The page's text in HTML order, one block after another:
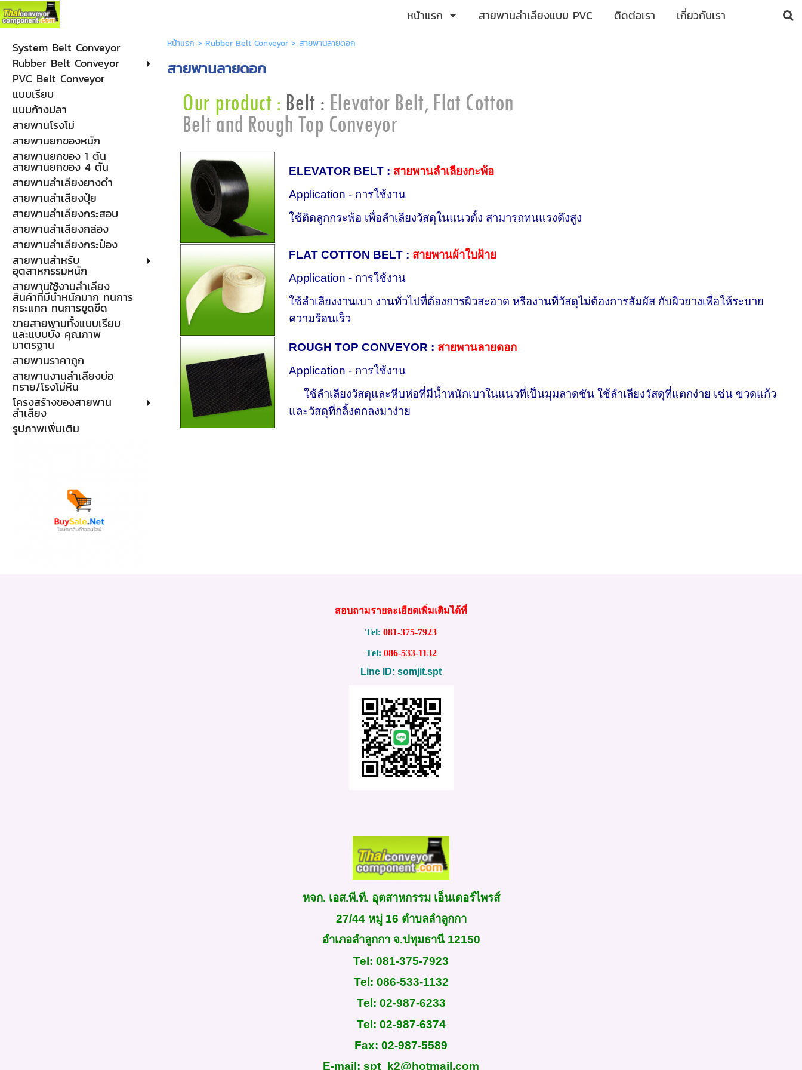
หน้าแรก สายพานลำเลียงแบบ PVC ติดต่อเรา
เกี่ยวกับเรา
System Belt Conveyor
Rubber Belt Conveyor
PVC Belt Conveyor
แบบเรียบ
แบบก้างปลา
สายพานโรงโม่
สายพานยกของหนัก
สายพานยกของ 1 ตัน
สายพานยกของ 4 ตัน
สายพานลำเลียงยางดำ
สายพานลำเลียงปุ๋ย
สายพานลำเลียงกระสอบ
สายพานลำเลียงกล่อง
สายพานลำเลียงกระป๋อง
สายพานสำหรับ
อุตสาหกรรมหนัก
สายพานใช้งานลำเลียง
สินค้าที่มีน้ำหนักมาก ทนการ
กระแทก ทนการขูดขีด
ขายสายพานทั้งแบบเรียบ
และแบบบั้ง คุณภาพ
มาตรฐาน
สายพานราคาถูก
สายพานงานลำเลียงบ่อ
ทราย/โรงโม่หิน
โครงสร้างของสายพาน
ลำเลียง
รูปภาพเพิ่มเติม
หน้าแรก > Rubber Belt Conveyor> สายพานลายดอก
สายพานลายดอก
ELEVATOR BELT : สายพานลำเลียงกะพ้อ
Application - การใช้งาน
ใช้ติดลูกกระพ้อ เพื่อลำเลียงวัสดุในแนวตั้ง สามารถทนแรงดึงสูง
FLAT COTTON BELT : สายพานผ้าใบฝ้าย
Application - การใช้งาน
ใช้ลำเลียงงานเบา งานทั่วไปที่ต้องการผิวสะอาด หรืองานที่วัสดุไม่ต้องการสัมผัส กับผิวยางเพื่อให้ระบาย
ความร้อนเร็ว
ROUGH TOP CONVEYOR : สายพานลายดอก
Application - การใช้งาน
ใช้ลำเลียงวัสดุและหีบห่อที่มีน้ำหนักเบาในแนวที่เป็นมุมลาดชัน ใช้ลำเลียงวัสดุที่แตกง่าย เช่น ขวดแก้ว
และวัสดุที่กลิ้งตกลงมาง่าย
สอบถามรายละเอียดเพิ่มเติมได้ที่
Tel: 081-375-7923
Tel: 086-533-1132
Line ID: somjit.spt
หจก. เอส.พี.ที. อุตสาหกรรม เอ็นเตอร์ไพรส์
27/44 หมู่ 16 ตำบลลำลูกกา
อำเภอลำลูกกา จ.ปทุมธานี 12150
Tel: 081-375-7923
Tel: 086-533-1132
Tel: 02-987-6233
Tel: 02-987-6374
Fax: 02-987-5589
E-mail: spt_k2@hotmail.com